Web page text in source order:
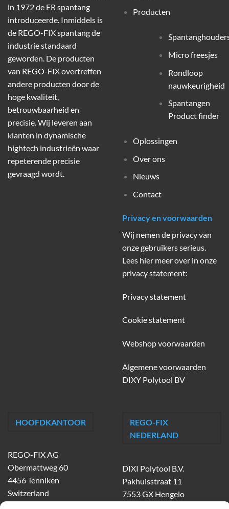
in 1972 de ER spantang
introduceerde. Inmiddels is
de REGO-FIX spantang de
industrie standaard
geworden. De producten
van REGO-FIX overtreffen
andere producten door de
hoge kwaliteit,
betrouwbaarheid en
precisie. Wij leveren aan
klanten in dynamische
hightech industrieën waar
repeterende precisie
gevraagd wordt.
Producten
Micro freesjes
Rondloop
nauwkeurigheid
Spantangen
Product finder
Oplossingen
Over ons
Nieuws
Contact
Privacy en voorwaarden
Wij nemen de privacy van
onze gebruikers serieus.
Lees hier meer over in onze
privacy statement:
Privacy statement
Cookie statement
Webshop voorwaarden
Algemene voorwaarden
DIXY Polytool BV
HOOFDKANTOOR
REGO-FIX AG
Obermattweg 60
4456 Tenniken
Switzerland
REGO-FIX
NEDERLAND
DIXI Polytool B.V.
Pakhuisstraat 11
7553 GX Hengelo